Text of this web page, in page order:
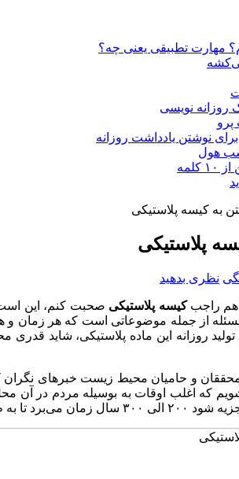
مهارت تطبیقی یعنی چه؟
روزانه نویسی
پرو
هول
به کیسه پلاستیکی
پلاستیکی
نظری بدهید
راجبکیسه پلاستیکی
از جمله موضوعاتی است که هر زمان
تولید روزانه این ماده پلاستیکی، شاید
و حامیان محیط زیست خبرهای نگران
که اغلب اوقات به بوسیله مردم در آن
تا به طور کلی یک